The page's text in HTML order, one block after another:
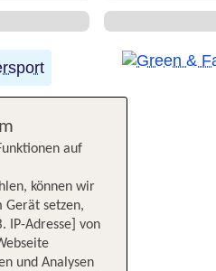
auf
können wir
setzen,
IP-Adresse] von
und Analysen